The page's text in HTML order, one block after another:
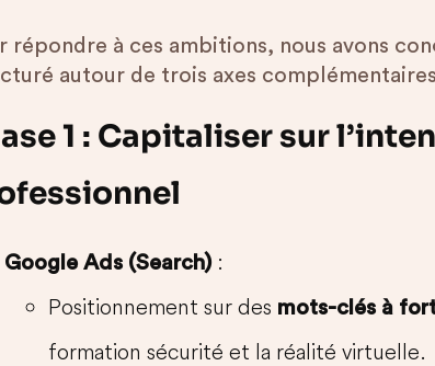
répondre à ces ambitions, nous avons
autour de trois axes
1 : Capitaliser sur
Google Ads (Search):
Positionnement sur des mots-clés à
formation sécurité et la réalité virtuelle.